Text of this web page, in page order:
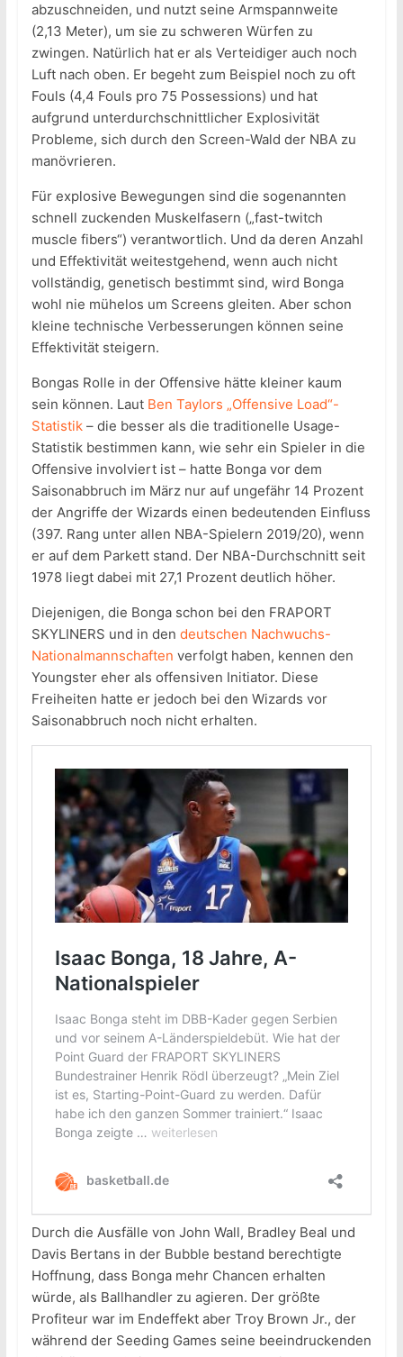
abzuschneiden, und nutzt seine Armspannweite
(2,13 Meter), um sie zu schweren Würfen zu
zwingen. Natürlich hat er als Verteidiger auch noch
Luft nach oben. Er begeht zum Beispiel noch zu oft
Fouls (4,4 Fouls pro 75 Possessions) und hat
aufgrund unterdurchschnittlicher Explosivität
Probleme, sich durch den Screen-Wald der NBA zu
manövrieren.
Für explosive Bewegungen sind die sogenannten
schnell zuckenden Muskelfasern („fast-twitch
muscle fibers“) verantwortlich. Und da deren Anzahl
und Effektivität weitestgehend, wenn auch nicht
vollständig, genetisch bestimmt sind, wird Bonga
wohl nie mühelos um Screens gleiten. Aber schon
kleine technische Verbesserungen können seine
Effektivität steigern.
Bongas Rolle in der Offensive hätte kleiner kaum
sein können. Laut Ben Taylors „Offensive Load“-
Statistik– die besser als die traditionelle Usage-
Statistik bestimmen kann, wie sehr ein Spieler in die
Offensive involviert ist – hatte Bonga vor dem
Saisonabbruch im März nur auf ungefähr 14 Prozent
der Angriffe der Wizards einen bedeutenden Einfluss
(397. Rang unter allen NBA-Spielern 2019/20), wenn
er auf dem Parkett stand. Der NBA-Durchschnitt seit
1978 liegt dabei mit 27,1 Prozent deutlich höher.
Diejenigen, die Bonga schon bei den FRAPORT
SKYLINERS und in den deutschen Nachwuchs-
Nationalmannschaften verfolgt haben, kennen den
Youngster eher als offensiven Initiator. Diese
Freiheiten hatte er jedoch bei den Wizards vor
Saisonabbruch noch nicht erhalten.
Durch die Ausfälle von John Wall, Bradley Beal und
Davis Bertans in der Bubble bestand berechtigte
Hoffnung, dass Bonga mehr Chancen erhalten
würde, als Ballhandler zu agieren. Der größte
Profiteur war im Endeffekt aber Troy Brown Jr., der
während der Seeding Games seine beeindruckenden